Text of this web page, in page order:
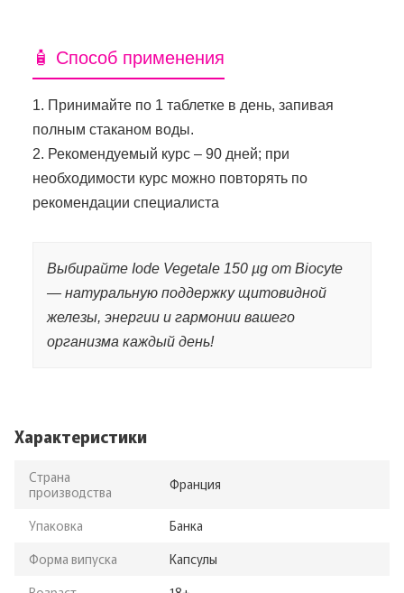
🧴 Способ применения
1. Принимайте по 1 таблетке в день, запивая
полным стаканом воды.
2. Рекомендуемый курс – 90 дней; при
необходимости курс можно повторять по
рекомендации специалиста
Выбирайте Iode Vegetale 150 µg от Biocyte
— натуральную поддержку щитовидной
железы, энергии и гармонии вашего
организма каждый день!
Характеристики
Страна
производства
Франция
Упаковка
Банка
Форма випуска
Капсулы